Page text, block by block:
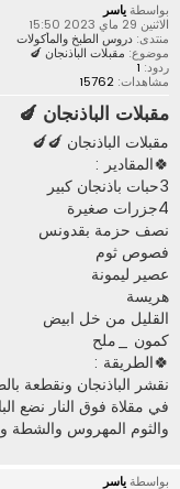
بواسطةياسر
الاثنين 29 ماي 2023 15:50
منتدى: دروس الطبخ والمأكولات
موضوع: مقبلات الباذنجان 🍆
ردود:
مشاهدات: 15762
مقبلات الباذنجان 🍆
مقبلات الباذنجان 🍆🍆
🍀المقادير :
3حبات باذنجان كبير
4جزرات صغيرة
نصف حزمة بقدونس
فصوص ثوم
عصير ليمونة
هريسة
القليل من خل ابيض
کمون _ملح
🍀الطريقة :
نقشر الباذنجان ونقطعة
في مقلاة فوق النار نضع
والثوم المهروس والشطة
بواسطةياسر